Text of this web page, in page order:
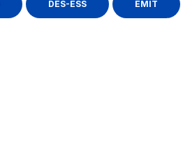
DES-ESS EMIT